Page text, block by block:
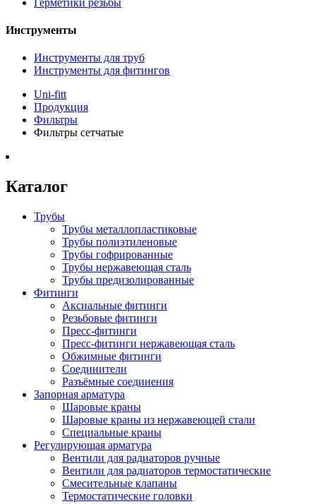
Инструменты
Инструменты для труб
Инструменты для фитингов
Uni-fitt
Продукция
Фильтры
Фильтры сетчатые
Каталог
Трубы
Трубы металлопластиковые
Трубы полиэтиленовые
Трубы гофрированные
Трубы нержавеющая сталь
Трубы предизолированные
Фитинги
Аксиальные фитинги
Резьбовые фитинги
Пресс-фитинги
Пресс-фитинги нержавеющая сталь
Обжимные фитинги
Соединители
Разъёмные соединения
Запорная арматура
Шаровые краны
Шаровые краны из нержавеющей стали
Специальные краны
Регулирующая арматура
Вентили для радиаторов ручные
Вентили для радиаторов термостатические
Смесительные клапаны
Термостатические головки